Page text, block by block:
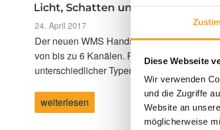
Diese Webseite
Wir verwenden
und die Zugriffe
Website an
möglicherweise
Licht, Schatten und Wärme
Veröffentlicht
am
24. April 2017
Der neuen WMS Handsender plus
von bis zu 6 Kanälen. Perfekt geeignet ist
unterschiedlicher Typen gesteuert …
„Licht,
Schatten
weiterlesen